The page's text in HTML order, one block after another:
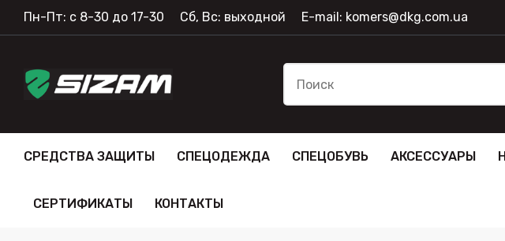
Пн-Пт: с 8-30 до 17-30 Сб, Вс: выходной E-mail: komers@dkg.com.ua
СРЕДСТВА ЗАЩИТЫ СПЕЦОДЕЖДА СПЕЦОБУВЬ АКСЕССУАРЫ
СЕРТИФИКАТЫ КОНТАКТЫ